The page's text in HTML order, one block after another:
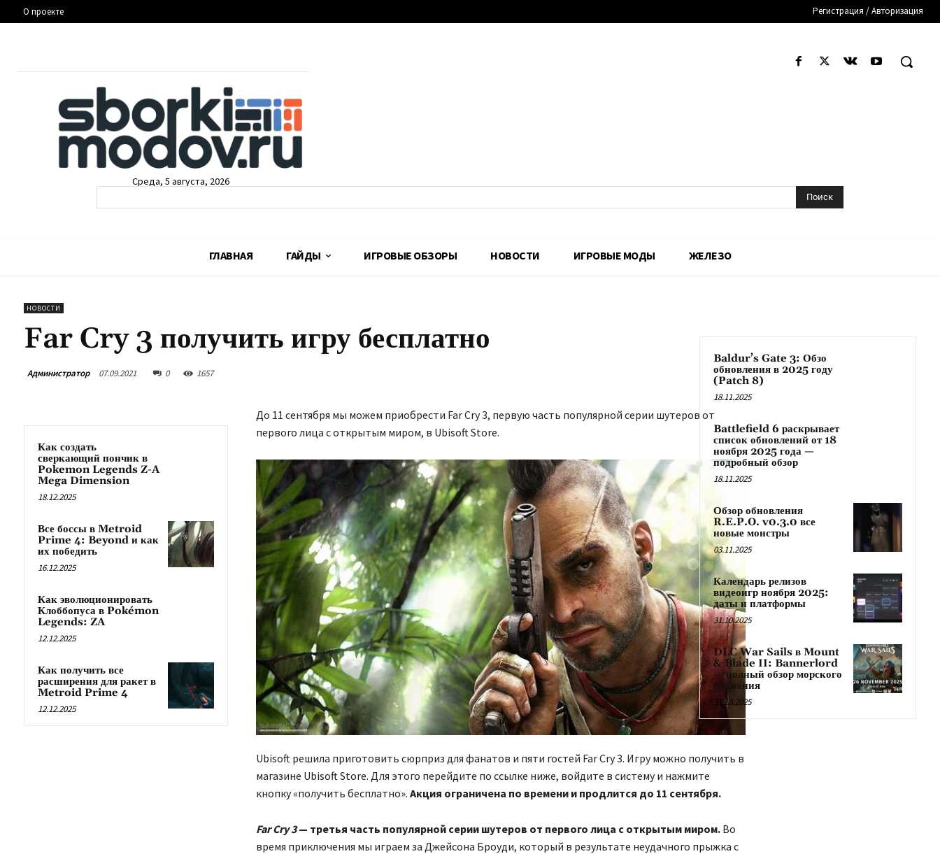
О проекте Регистрация / Авторизация
Среда, 5 августа, 2026
Поиск
ГЛАВНАЯ ГАЙДЫ ИГРОВЫЕ ОБЗОРЫ НОВОСТИ ИГРОВЫЕ МОДЫ ЖЕЛЕЗО
НОВОСТИ
Far Cry 3 получить игру бесплатно
Администратор 07.09.2021 0 1657
Как создать
сверкающий пончик в
Pokemon Legends Z-A
Mega Dimension
18.12.2025
Все боссы в Metroid
Prime 4: Beyond и как
их победить
16.12.2025
Как эволюционировать
Клоббопуса в Pokémon
Legends: ZA
12.12.2025
Как получить все
расширения для ракет в
Metroid Prime 4
12.12.2025
До 11 сентября мы можем приобрести Far Cry 3, первую часть популярной серии шутеров от
первого лица с открытым миром, в Ubisoft Store.
Ubisoft решила приготовить сюрприз для фанатов и пяти гостей Far Cry 3. Игру можно получить в
магазине Ubisoft Store. Для этого перейдите по ссылке ниже, войдите в систему и нажмите
кнопку «получить бесплатно». Акция ограничена по времени и продлится до 11 сентября.
Far Cry 3— третья часть популярной серии шутеров от первого лица с открытым миром. Во
время приключения мы играем за Джейсона Броуди, который в результате неудачного прыжка с
Baldur’s Gate 3: Обзо
обновления в 2025 году
(Patch 8)
18.11.2025
Battlefield 6 раскрывает
список обновлений от 18
ноября 2025 года —
подробный обзор
18.11.2025
Обзор обновления
R.E.P.O. v0.3.0 все
новые монстры
03.11.2025
Календарь релизов
видеоигр ноября 2025:
даты и платформы
31.10.2025
DLC War Sails в Mount
& Blade II: Bannerlord
— полный обзор морского
сражения
31.10.2025